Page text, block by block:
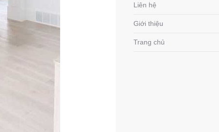
Liên hệ
Giới thiệu
Trang chủ